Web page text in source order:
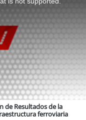
de Resultados de la
ferroviaria